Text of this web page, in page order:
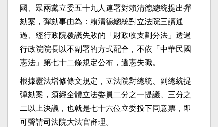
國、眾兩黨立委五十九人連署對賴清德總統提出彈
劾案，彈劾事由為：賴清德總統對立法院三讀通
過、經行政院覆議失敗的「財政收支劃分法」透過
行政院院長以不副署的方式配合，不依「中華民國
憲法」第七十二條規定公布，違憲失職。
根據憲法增修條文規定，立法院對總統、副總統提
彈劾案，須經全體立法委員二分之一提議、三分之
二以上決議，也就是七十六位立委投下同意票，即
可聲請司法院大法官審理。